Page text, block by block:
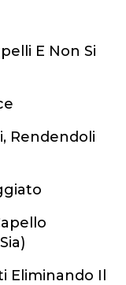
E Non Si
Rendendoli
Eliminando Il